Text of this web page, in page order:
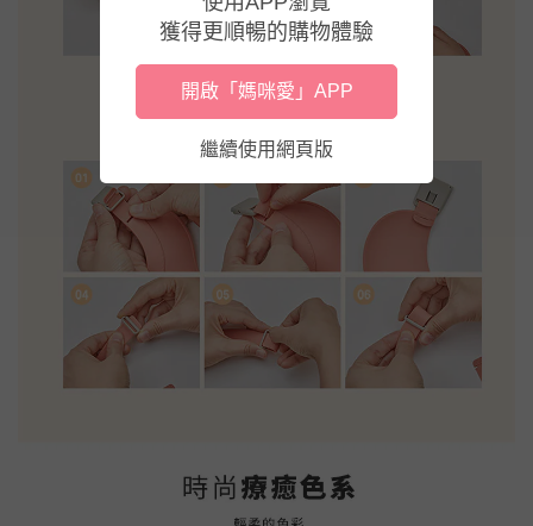
獲得更順暢的購物體驗
開啟「媽咪愛」APP
繼續使用網頁版